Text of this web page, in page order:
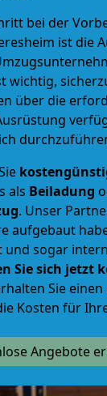
bei der
ist die
wichtig,
über die
als Beiladung
. Unser
aufgebaut
und sogar
Sie sich jetzt
Sie einen
Kosten für
Angebote